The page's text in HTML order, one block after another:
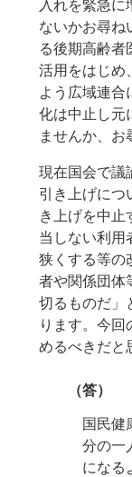
入れを緊急に
ないかお尋ね
る後期高齢者
活用をはじめ
よう広域連合
化は中止し元
ませんか、お
現在国会で議
引き上げにつ
き上げを中止
当しない利用
狭くする等の
者や関係団体
切るものだ」
ります。今回
めるべきだと
（答）
国民健
分の一
になる